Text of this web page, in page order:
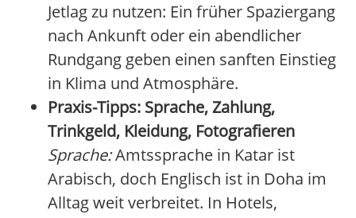
Jetlag zu nutzen: Ein früher Spaziergang
nach Ankunft oder ein abendlicher
Rundgang geben einen sanften Einstieg
in Klima und Atmosphäre.
Praxis-Tipps: Sprache, Zahlung,
Trinkgeld, Kleidung, Fotografieren
Sprache:Amtssprache in Katar ist
Arabisch, doch Englisch ist in Doha im
Alltag weit verbreitet. In Hotels,